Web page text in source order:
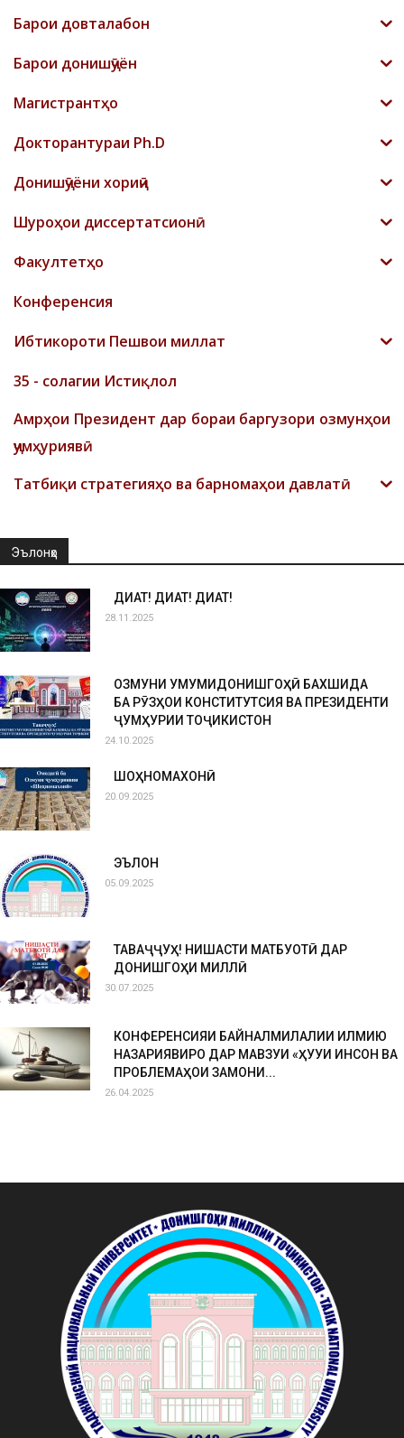
Барои довталабон
Барои донишҷӯён
Магистрантҳо
Докторантураи Ph.D
Донишҷӯёни хориҷӣ
Шyроҳои диссертатсионӣ
Факултетҳо
Конференсия
Ибтикороти Пешвои миллат
35 - солагии Истиқлол
Амрҳои Президент дар бораи баргузори озмунҳои
ҷумҳуриявӣ
Татбиқи стратегияҳо ва барномаҳои давлатӣ
Эълонҳо
ДИҚҚАТ! ДИҚҚАТ! ДИҚҚАТ!
28.11.2025
ОЗМУНИ УМУМИДОНИШГОҲӢ БАХШИДА
БА РӮЗҲОИ КОНСТИТУТСИЯ ВА ПРЕЗИДЕНТИ
ҶУМҲУРИИ ТОҶИКИСТОН
24.10.2025
ШОҲНОМАХОНӢ
20.09.2025
ЭЪЛОН
05.09.2025
ТАВАҶҶУҲ! НИШАСТИ МАТБУОТӢ ДАР
ДОНИШГОҲИ МИЛЛӢ
30.07.2025
КОНФЕРЕНСИЯИ БАЙНАЛМИЛАЛИИ ИЛМИЮ
НАЗАРИЯВИРО ДАР МАВЗУИ «ҲУҚУҚИ ИНСОН ВА
ПРОБЛЕМАҲОИ ЗАМОНИ...
26.04.2025